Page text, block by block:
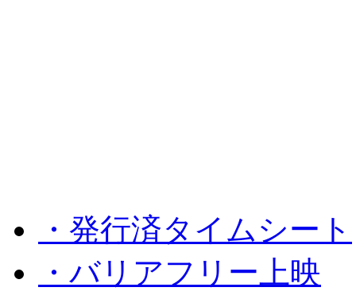
・発行済タイムシート
・バリアフリー上映